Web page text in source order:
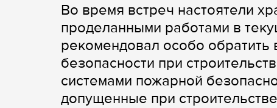
Во время встреч настоятели
проделанными работами в
рекомендовал особо
безопасности при
системами пожарной
допущенные при